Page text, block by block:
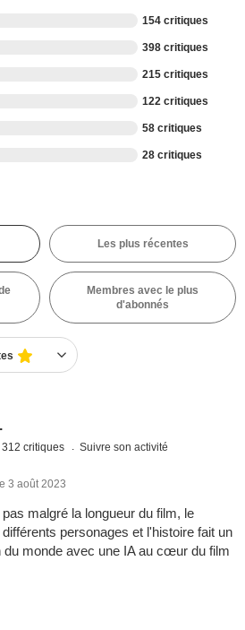
154 critiques
398 critiques
215 critiques
122 critiques
58 critiques
28 critiques
Les plus récentes
Membres avec le plus
d'abonnés
312 critiques Suivre son activité
3 août 2023
malgré la longueur du film, le
personages et l'histoire fait un
du monde avec une IA au cœur du film